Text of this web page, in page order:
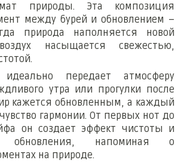
природы. Эта композиция
между бурей и обновлением –
природа наполняется новой
насыщается свежестью,
передает атмосферу
утра или прогулки после
кажется обновленным, а каждый
гармонии. От первых нот до
он создает эффект чистоты и
обновления, напоминая о
на природе.